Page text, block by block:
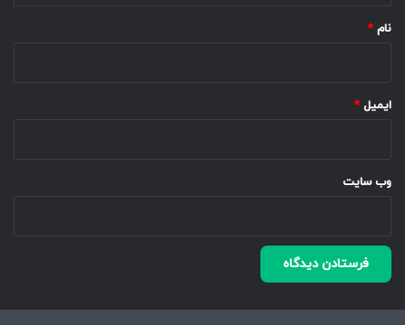
نام *
ایمیل *
وب‌ سایت